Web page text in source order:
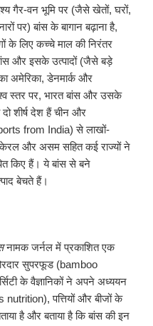
गैर-वन भूमि पर (जैसे खेतों, घरों,
पर) बांस के बागान बढ़ाना है,
के लिए कच्चे माल की निरंतर
और इसके उत्पादों (जैसे बड़े
अमेरिका, डेनमार्क और
स्तर पर, भारत बांस और उसके
दो शीर्ष देश हैं चीन और
from India) से लाखों-
केरल और असम सहित कई राज्यों ने
किए हैं। ये बांस से बने
बेचते हैं।
नामक जर्नल में प्रकाशित एक
सुपरफूड (bamboo
के वैज्ञानिकों ने अपने अध्ययन
पत्तियों और बीजों के
है और बताया है कि बांस की इन